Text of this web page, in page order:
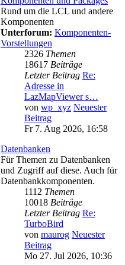
Rund um die LCL und andere
Komponenten
Unterforum: Komponenten-
Vorstellungen
2326 Themen
18617 Beiträge
Letzter Beitrag Re:
Adresse in
LazMapViewer s…
von wp_xyz Neuester
Beitrag
Fr 7. Aug 2026, 16:58
Datenbanken
Für Themen zu Datenbanken
und Zugriff auf diese. Auch für
Datenbankkomponenten.
1112 Themen
10018 Beiträge
Letzter Beitrag Re:
TurboBird
von maurog Neuester
Beitrag
Mo 27. Jul 2026, 10:36